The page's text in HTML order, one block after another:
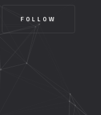
FOLLOW